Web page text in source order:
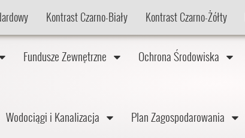
Kontrast Czarno-Biały Kontrast Czarno-Żółty
Fundusze Zewnętrzne Ochrona Środowiska
Wodociągi i Kanalizacja Plan Zagospodarowania